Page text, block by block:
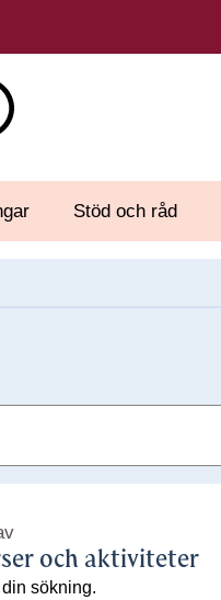
Stöd och råd
och aktiviteter
sökning.